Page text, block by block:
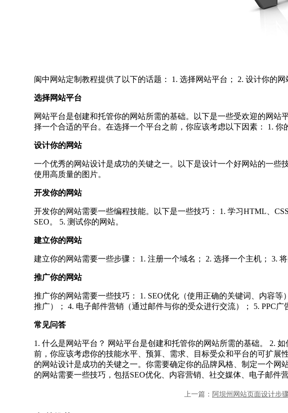
阆中网站定制教程提供了以下的话题： 1. 选择网站平台； 2. 设计你的
选择网站平台
网站平台是创建和托管你的网站所需的基础。以下是一些受欢迎的网站平
择一个合适的平台。在选择一个平台之前，你应该考虑以下因素： 1. 你
设计你的网站
一个优秀的网站设计是成功的关键之一。以下是设计一个好网站的一些
使用高质量的图片。
开发你的网站
开发你的网站需要一些编程技能。以下是一些技巧： 1. 学习HTML、
SEO。 5. 测试你的网站。
建立你的网站
建立你的网站需要一些步骤： 1. 注册一个域名； 2. 选择一个主机； 3.
推广你的网站
推广你的网站需要一些技巧： 1. SEO优化（使用正确的关键词、内容
推广）； 4. 电子邮件营销（通过邮件与你的受众进行交流）； 5. PPC广
常见问答
1. 什么是网站平台？ 网站平台是创建和托管你的网站所需的基础。 2.
前，你应该考虑你的技能水平、预算、需求、目标受众和平台的可扩展
的网站设计是成功的关键之一。你需要确定你的品牌风格、制定一个
的网站需要一些技巧，包括SEO优化、内容营销、社交媒体、电子邮件营
上一篇： 阿坝州网站页面设计步